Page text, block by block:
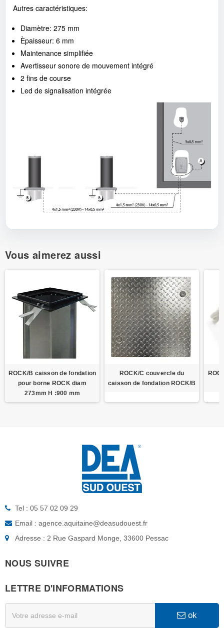
Autres caractéristiques:
Diamètre: 275 mm
Èpaisseur: 6 mm
Maintenance simplifiée
Avertisseur sonore de mouvement intégré
2 fins de course
Led de signalisation intégrée
Vous aimerez aussi
ROCK/B caisson de fondation
pour borne ROCK diam
273mm H :900 mm
ROCK/C couvercle du
caisson de fondation ROCK/B
Tel : 05 57 02 09 29
Email : agence.aquitaine@deasudouest.fr
Adresse : 2 Rue Gaspard Monge, 33600 Pessac
NOUS SUIVRE
LETTRE D'INFORMATIONS
ok